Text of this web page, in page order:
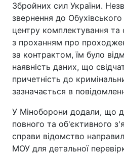
Збройних сил України.
звернення до
центру комплектування та
з проханням про
за контрактом, їм було
наявність даних, що
причетність до
зазначається в
У Міноборони додали, що
повного та об'єктивного
справи відомство
МОУ для детальної